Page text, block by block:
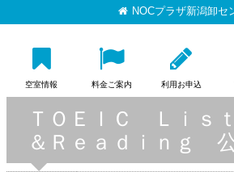
NOCプラザ新潟卸セ
空室情報 料金ご案内 利用お申込
ＴＯＥＩＣ Ｌｉｓ
＆Ｒｅａｄｉｎｇ